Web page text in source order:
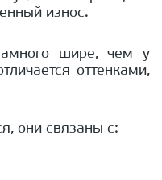
износ.
шире, чем у
оттенками,
они связаны с: